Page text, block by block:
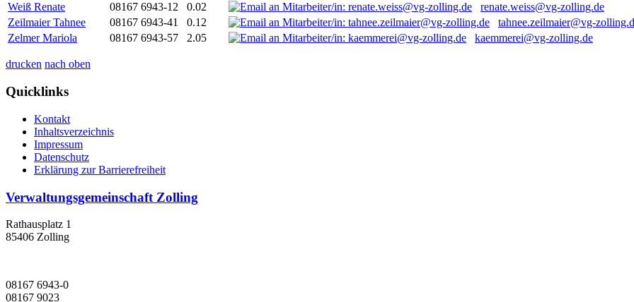
Weiß Renate
08167 6943-12 0.02
renate.weiss@vg-zolling.de
Zeilmaier Tahnee
08167 6943-41 0.12
tahnee.zeilmaier@vg-
Zelmer Mariola
08167 6943-57 2.05 kaemmerei@vg-zolling.de
drucken nach oben
Quicklinks
Kontakt
Inhaltsverzeichnis
Impressum
Datenschutz
Erklärung zur Barrierefreiheit
Verwaltungsgemeinschaft Zolling
Rathausplatz 1
85406 Zolling
08167 6943-0
08167 9023